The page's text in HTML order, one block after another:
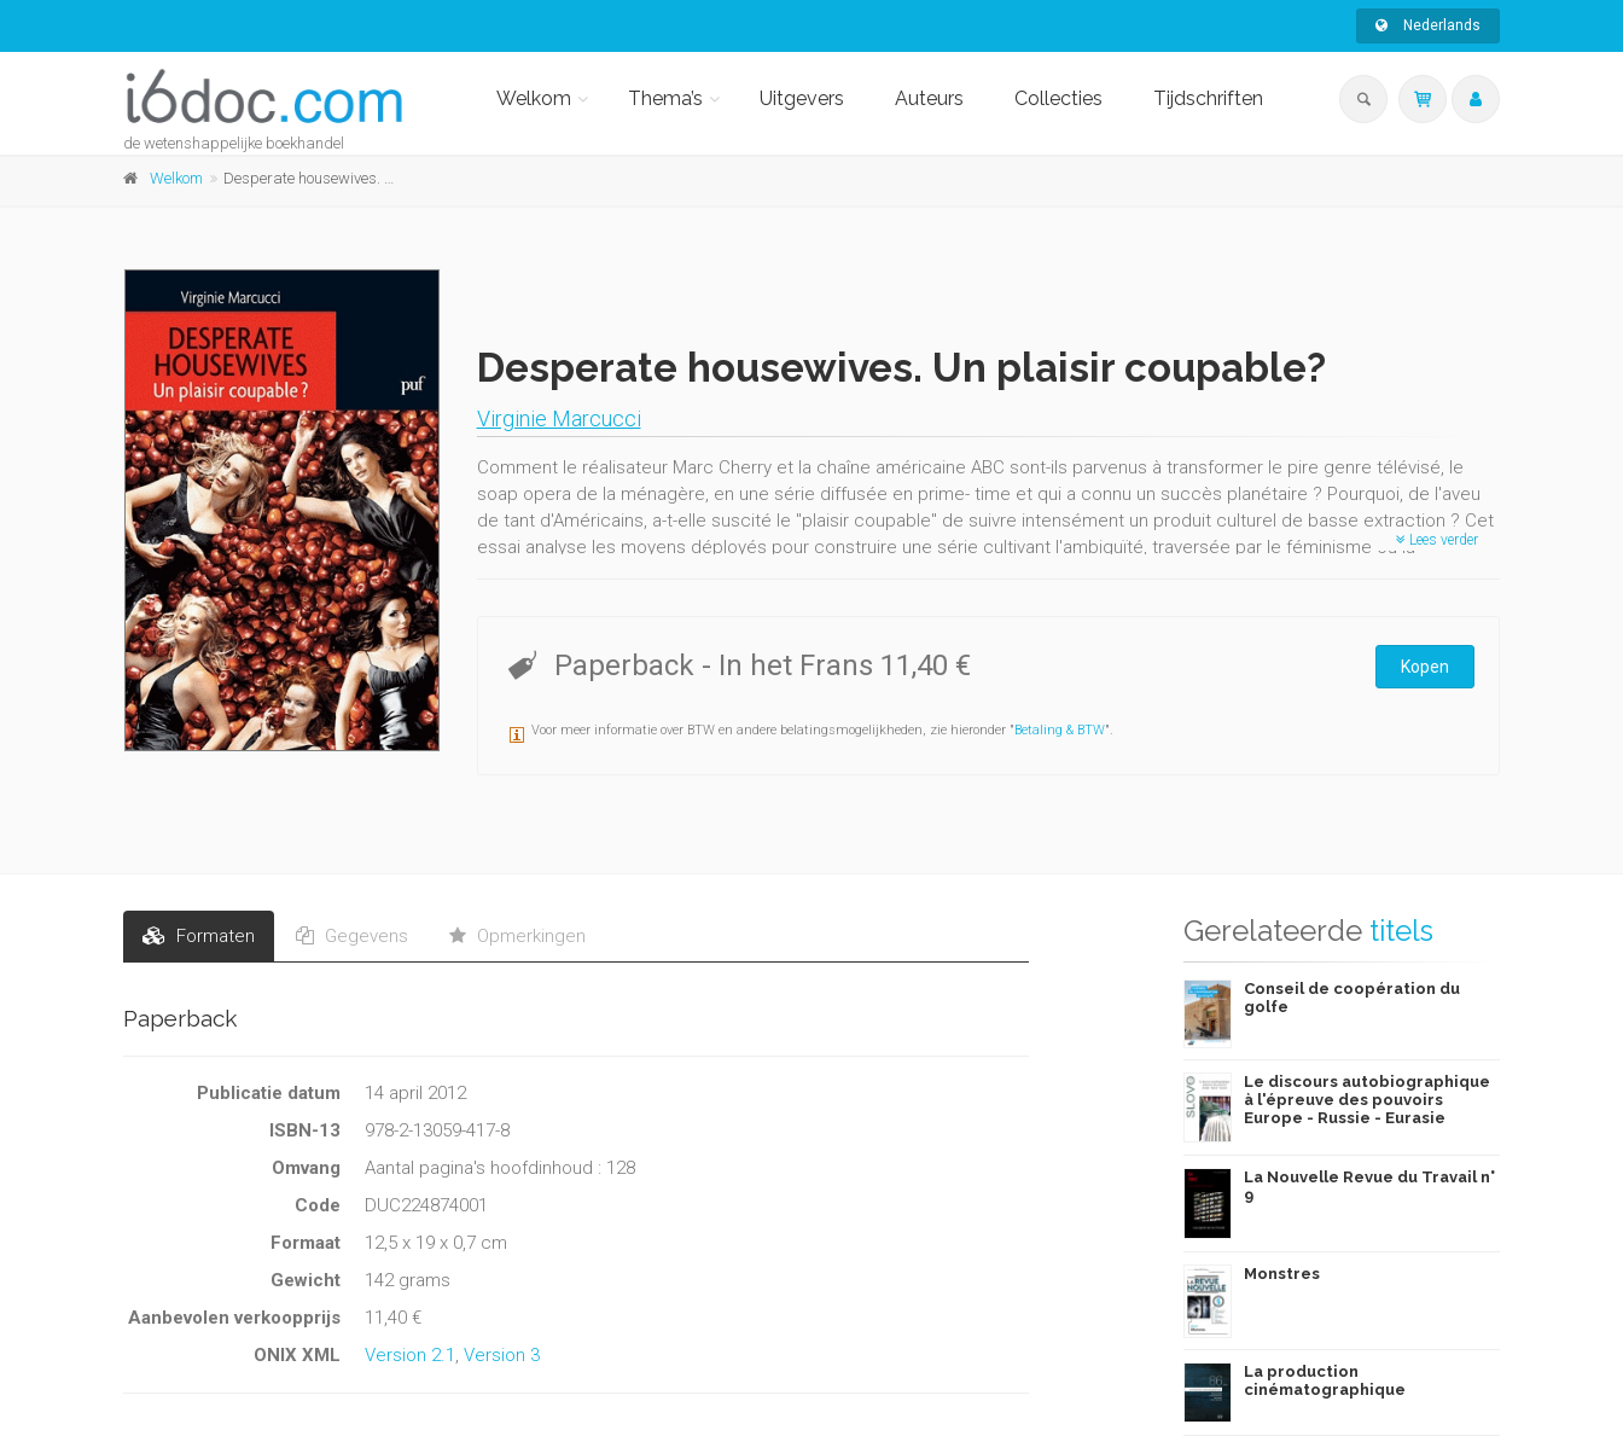
Nederlands
de wetenshappelijke boekhandel
Welkom Thema’s Uitgevers Auteurs Collecties Tijdschriften
Welkom Desperate housewives. Un plaisir coupable?
Desperate housewives. Un plaisir coupable?
Virginie Marcucci
Comment le réalisateur Marc Cherry et la chaîne américaine ABC sont-ils parvenus à transformer le pire genre télévisé, le
soap opera de la ménagère, en une série diffusée en prime- time et qui a connu un succès planétaire ? Pourquoi, de l'aveu
de tant d'Américains, a-t-elle suscité le "plaisir coupable" de suivre intensément un produit culturel de basse extraction ? Cet
essai analyse les moyens déployés pour construire une série cultivant l'ambiguïté, traversée par le féminisme ou laLees verder
Paperback - In het Frans 11,40 € Kopen
Voor meer informatie over BTW en andere belatingsmogelijkheden, zie hieronder "Betaling & BTW".
Formaten Gegevens Opmerkingen
Paperback
Publicatie datum
14 april 2012
ISBN-13
978-2-13059-417-8
Omvang
Aantal pagina's hoofdinhoud : 128
Code
DUC224874001
Formaat
12,5 x 19 x 0,7 cm
Gewicht
142 grams
Aanbevolen verkoopprijs
11,40 €
ONIX XML
Version 2.1 , Version 3
Gerelateerde titels
Conseil de coopération du
golfe
Le discours autobiographique
à l'épreuve des pouvoirs
Europe - Russie - Eurasie
La Nouvelle Revue du Travail n°
9
Monstres
La production
cinématographique